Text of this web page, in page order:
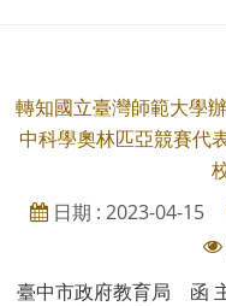
轉知國立臺灣師範大學
中科學奧林匹亞競賽代
日期 : 2023-04-15
臺中市政府教育局 函